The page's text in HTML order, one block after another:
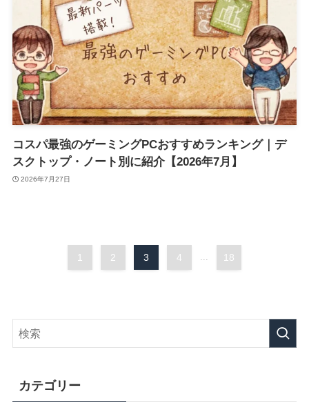
コスパ最強のゲーミングPCおすすめランキング｜デ
スクトップ・ノート別に紹介【2026年7月】
2026年7月27日
1 2 3 4 ... 18
カテゴリー